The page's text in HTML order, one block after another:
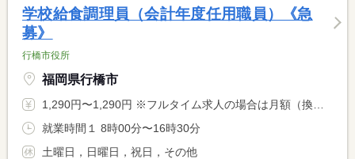
学校給食調理員（会計年度任用職員）《急
募》
行橋市役所
福岡県行橋市
1,290円〜1,290円 ※フルタイム求人の場合は月額（換算額）、パート求人の場合は時間額を表示しています。
就業時間１ 8時00分〜16時30分
土曜日，日曜日，祝日，その他